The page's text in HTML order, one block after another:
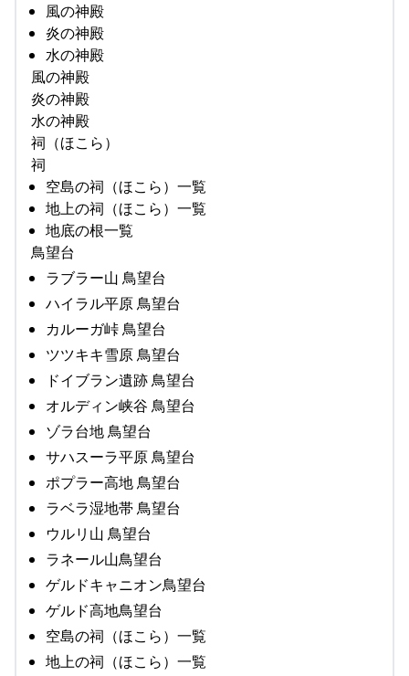
風の神殿
炎の神殿
水の神殿
風の神殿
炎の神殿
水の神殿
祠（ほこら）
祠
空島の祠（ほこら）一覧
地上の祠（ほこら）一覧
地底の根一覧
鳥望台
ラブラー山 鳥望台
ハイラル平原 鳥望台
カルーガ峠 鳥望台
ツツキキ雪原 鳥望台
ドイブラン遺跡 鳥望台
オルディン峡谷 鳥望台
ゾラ台地 鳥望台
サハスーラ平原 鳥望台
ポプラー高地 鳥望台
ラベラ湿地帯 鳥望台
ウルリ山 鳥望台
ラネール山鳥望台
ゲルドキャニオン鳥望台
ゲルド高地鳥望台
空島の祠（ほこら）一覧
地上の祠（ほこら）一覧